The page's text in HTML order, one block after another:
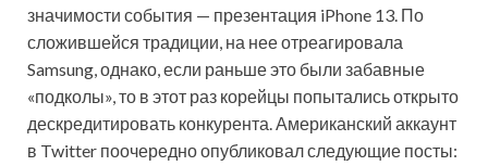
значимости события — презентация iPhone 13. По
сложившейся традиции, на нее отреагировала
Samsung, однако, если раньше это были забавные
«подколы», то в этот раз корейцы попытались открыто
дескредитировать конкурента. Американский аккаунт
в Twitter поочередно опубликовал следующие посты: